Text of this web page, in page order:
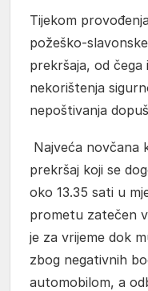
Tijekom
požeško-
prekršaja, od čega
nekorištenja
nepoštivanja
Najveća novčana
prekršaj koji se
oko 13.35 sati u
prometu zatečen
je za vrijeme dok
zbog negativnih
automobilom, a